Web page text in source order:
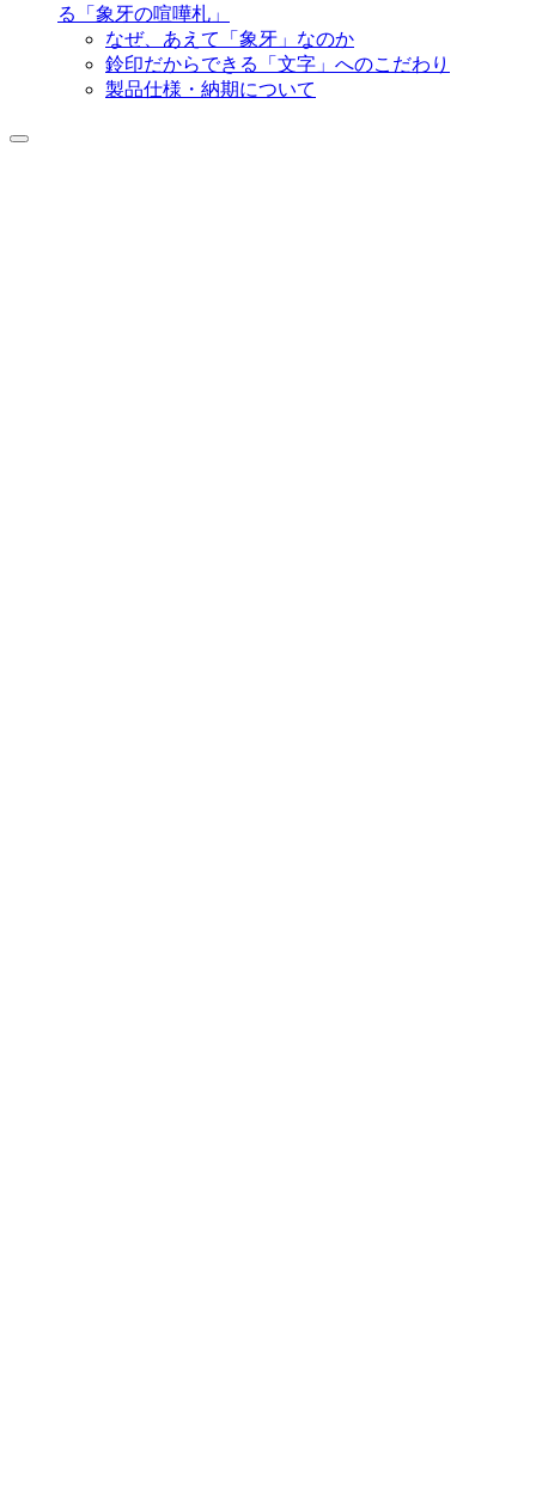
る「象牙の喧嘩札」
なぜ、あえて「象牙」なのか
鈴印だからできる「文字」へのこだわり
製品仕様・納期について